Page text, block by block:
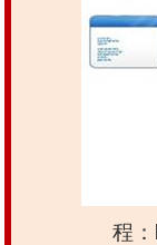
程：